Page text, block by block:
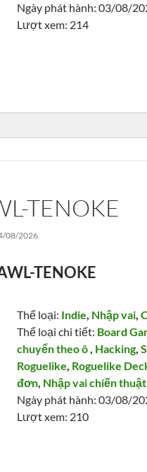
Ngày phát hành: 03/08/
Lượt xem: 214
TENOKE
08/2026
TENOKE
Thể loại: Indie, Nhập vai,
Thể loại chi tiết: Board
chuyển theo ô, Hacking,
Roguelike, Roguelike
đơn, Nhập vai chiến thuật
Ngày phát hành: 03/08/
Lượt xem: 210